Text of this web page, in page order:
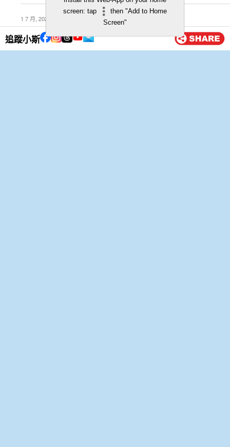
追蹤小斯
1 7 月, 2026
【HSBC網上繳費獎賞】專有網
上繳費優惠！高達額外
screen: tap
then "Add to Home
Screen"